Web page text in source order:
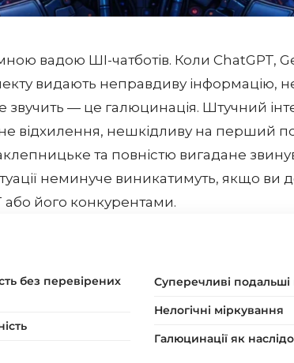
вадою ШІ-чатботів. Коли ChatGPT,
видають неправдиву інформацію,
звучить — це галюцинація. Штучний
відхилення, нешкідливу на перший
та повністю вигадане
неминуче виникатимуть, якщо ви
або його конкурентами.
без перевірених
Суперечливі подальші
Нелогічні міркування
Галюцинації як